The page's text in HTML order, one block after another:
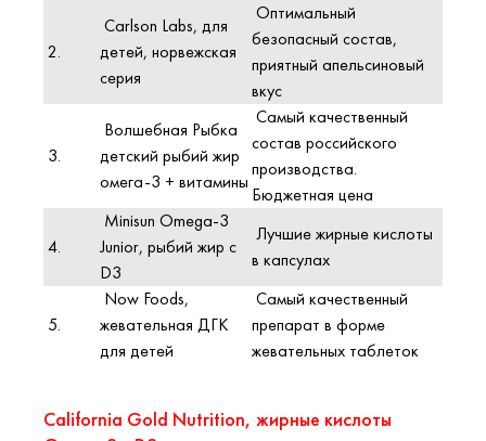
2.
Carlson Labs, для
детей, норвежская
серия
Оптимальный
безопасный состав,
приятный апельсиновый
вкус
3.
Волшебная Рыбка
детский рыбий жир
омега-3 + витамины
Самый качественный
состав российского
производства.
Бюджетная цена
4.
Minisun Omega-3
Junior, рыбий жир с
D3
Лучшие жирные кислоты
в капсулах
5.
Now Foods,
жевательная ДГК
для детей
Самый качественный
препарат в форме
жевательных таблеток
California Gold Nutrition, жирные кислоты